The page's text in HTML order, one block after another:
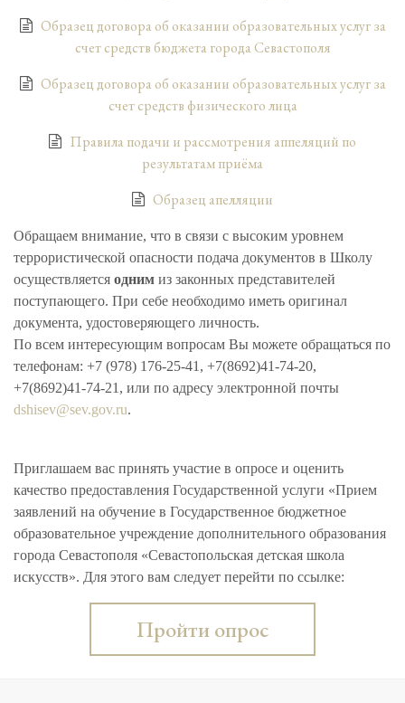
Образец договора об оказании образовательных услуг за
счет средств бюджета города Севастополя
Образец договора об оказании образовательных услуг за
счет средств физического лица
Правила подачи и рассмотрения аппеляций по
результатам приёма
Образец апелляции
Обращаем внимание, что в связи с высоким уровнем
террористической опасности подача документов в Школу
осуществляется одним из законных представителей
поступающего. При себе необходимо иметь оригинал
документа, удостоверяющего личность.
По всем интересующим вопросам Вы можете обращаться по
телефонам: +7 (978) 176-25-41, +7(8692)41-74-20,
+7(8692)41-74-21, или по адресу электронной почты
dshisev@sev.gov.ru.
Приглашаем вас принять участие в опросе и оценить
качество предоставления Государственной услуги «Прием
заявлений на обучение в Государственное бюджетное
образовательное учреждение дополнительного образования
города Севастополя «Севастопольская детская школа
искусств». Для этого вам следует перейти по ссылке:
Пройти опрос